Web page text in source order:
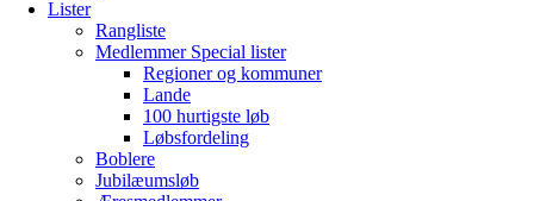
Lister
Rangliste
Medlemmer Special lister
Regioner og kommuner
Lande
100 hurtigste løb
Løbsfordeling
Boblere
Jubilæumsløb